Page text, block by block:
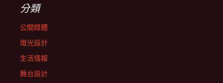
分類
公關媒體
燈光設計
生活情報
舞台設計